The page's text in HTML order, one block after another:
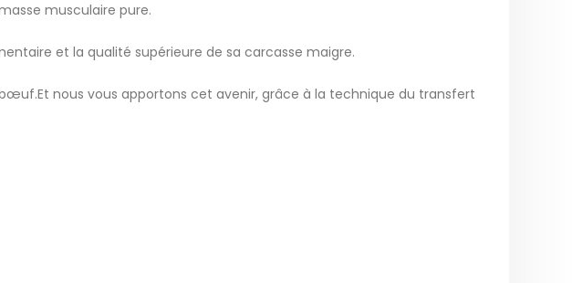
musculaire pure.
et la qualité supérieure de sa carcasse maigre.
nous vous apportons cet avenir, grâce à la technique du transfert